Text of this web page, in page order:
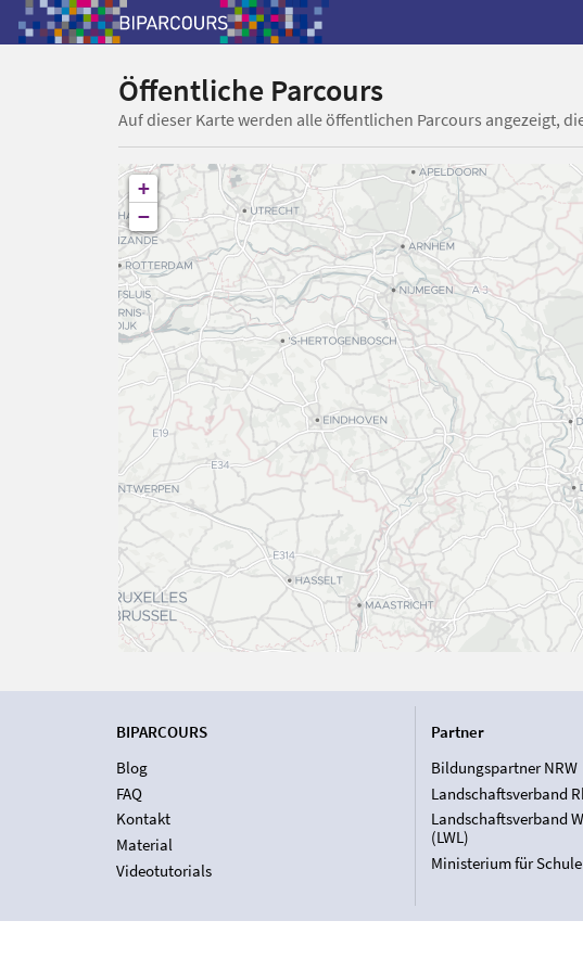
Öffentliche Parcours
Auf dieser Karte werden alle öffentlichen Parcours angezeigt,
+
−
BIPARCOURS
Blog
FAQ
Kontakt
Material
Videotutorials
Partner
Bildungspartner NRW
Landschaftsverband
Landschaftsverband
(LWL)
Ministerium für